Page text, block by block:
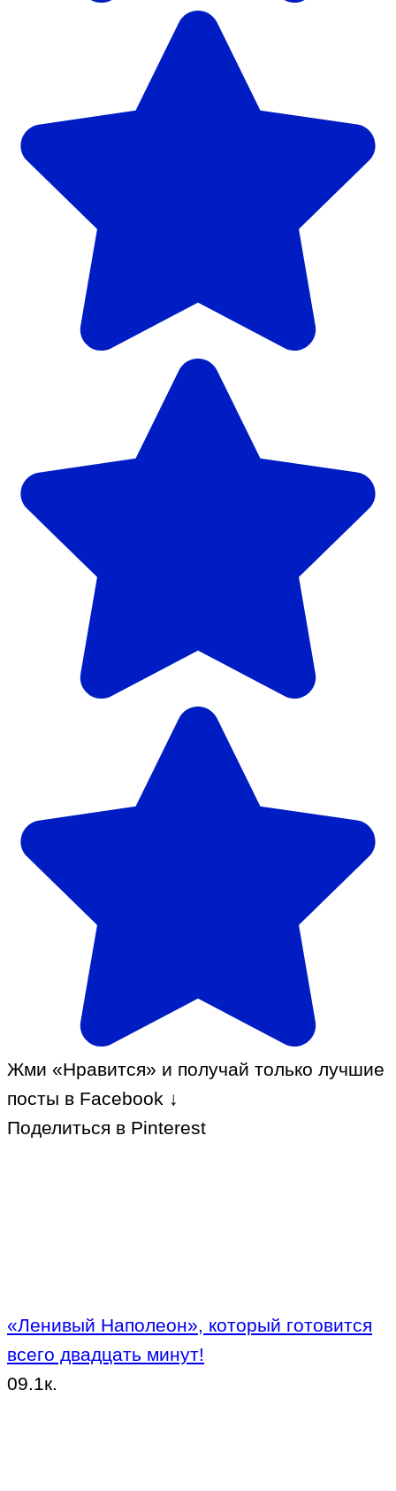
Жми «Нравится» и получай только лучшие
посты в Facebook ↓
Поделиться в Pinterest
«Ленивый Наполеон», который готовится
всего двадцать минут!
09.1к.